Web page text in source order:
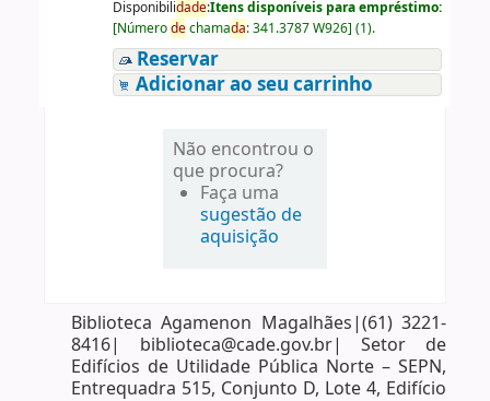
Disponibilidade:Itens disponíveis para empréstimo:
[Númerodechamada:341.3787 W926] (1).
Reservar
Adicionar ao seu carrinho
Não encontrou o
que procura?
Faça uma
sugestão de
aquisição
Biblioteca Agamenon Magalhães|(61) 3221-
8416| biblioteca@cade.gov.br| Setor de
Edifícios de Utilidade Pública Norte – SEPN,
Entrequadra 515, Conjunto D, Lote 4, Edifício